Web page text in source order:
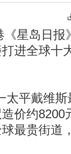
星岛日报
进全球十
平戴维斯
价约8200
最贵街道